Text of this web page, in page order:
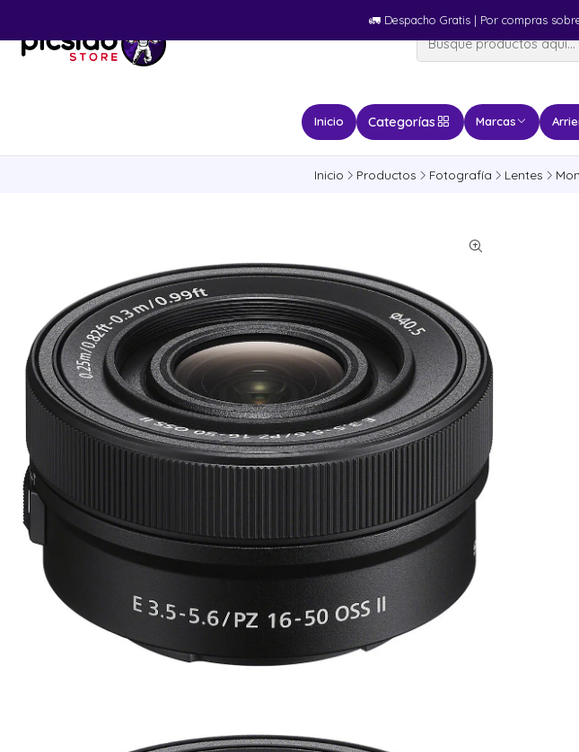
Inicio Categorías Marcas
🚛​ Despacho Gratis | Por compras
Inicio Productos Fotografía Lentes